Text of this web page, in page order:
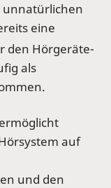
unnatürlichen
eine
den Hörgeräte-
als
auf
und den